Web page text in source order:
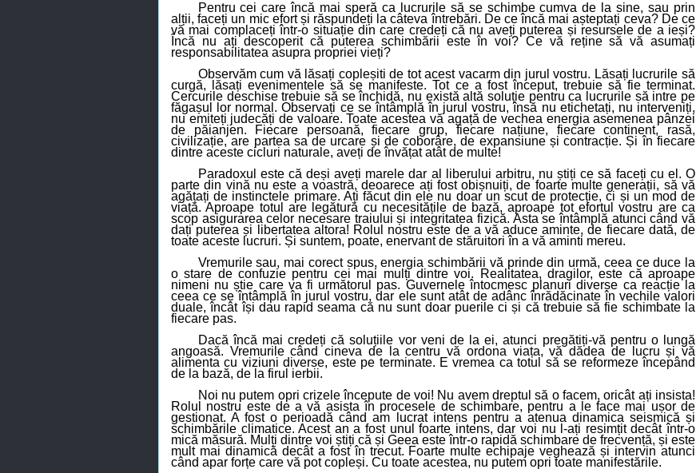
Pentru cei care încă mai speră ca lucrurile să se schimbe cumva de la sine, sau prin
alții, faceți un mic efort și răspundeți lacâteva întrebări. De ce încă mai așteptați ceva? De ce
vă mai complaceți într-o situație din care credeți că nu aveți puterea și resursele de a ieși?
Încă nu ați descoperit că puterea schimbării este în voi? Ce vă reține să vă asumați
responsabilitatea asupra propriei vieți?
Observăm cum vă lăsați copleșiti de tot acest vacarm din jurul vostru. Lăsați lucrurile să
curgă, lăsați evenimentele să se manifeste. Tot ce a fost început, trebuie să fie terminat.
Cercurile deschise trebuie să se închidă, nu există altă soluție pentru ca lucrurile să intre pe
făgașul lor normal. Observați ce se întâmplă în jurul vostru, însă nu etichetați, nu interveniți,
nu emiteți judecăți de valoare. Toate acestea vă agață de vechea energia asemenea pânzei
de păianjen. Fiecare persoană, fiecare grup, fiecare națiune, fiecare continent, rasă,
civilizație, are partea sa de urcare și de coborâre, de expansiune și contracție. Și în fiecare
dintre aceste cicluri naturale, aveți de învățat atât de mu lte!
Paradoxul este că deși aveți marele dar al liberului arbitru, nu știți ce să faceți cu el. O
parte din vină nu este a voastră, deoarece ați fost obișnuiți, de foarte multe generații, să vă
agățați de instinctele primare. Ați făcut din ele nu doar un scut de protecție, ci și un mod de
viață. Aproape totul are legătură cu necesitățile de bază, aproape tot efortul vostru are ca
scop asigurarea celor necesare traiului și integritatea fizică. Asta se întâmplă atunci când vă
dați puterea și libertatea altora! Rolul nostru este de a vă aduce aminte, de fiecare dată, de
toate aceste lucruri. Și suntem, poate, enervant de stăruitori în a vă aminti mereu.
Vremurile sau, mai corect spus, energia schimbării vă prinde din urmă, ceea ce duce la
o stare de confuzie pentru cei mai mulți dintre voi. Realitatea, dragilor, este că aproape
nimeni nu știe care va fi următorul pas. Guvernele întocmesc planuri diverse ca reacție la
ceea ce se întâmplă în jurul vostru, dar ele sunt atât de adânc înrădăcinate în vechile valori
duale, încât își dau rapid seama că nu sunt doarpuerile ci și că trebuie să fie schimbate la
fiecare pas.
Dacă încă mai credeți că soluțiile vor veni de la ei, atunci pregătiți-vă pentru o lungă
angoasă. Vremurile când cineva de la centru vă ordona viața, vă dădea de lucru și vă
alimenta cu viziuni diverse, este pe terminate. E vremea ca totul să se reformeze începând
de la bază, de la firul ierbii.
Noi nu putem opri crizele începute de voi! Nu avem dreptul să o facem,oricât ați insista!
Rolul
nostru este de a vă asista în procesele de schimbare, pentru a le face mai ușor de
gestionat. A fost o perioadă când am lucrat intens pentru a atenua dinamica seismică și
schimbările climatice. Acest an a fost unul foarte intens, dar voi nu l-ați resimțit decât într-o
mică măsură. Mulți dintre voi știți că și Geea este într-o rapidă schimbare de frecvență, și este
multmai dinamică decât a fost în trecut. Foarte multe echipaje veghează și intervin atunci
când apar forțe care vă pot copleși. Cu toate acestea, nu putem opri toate manifestările.